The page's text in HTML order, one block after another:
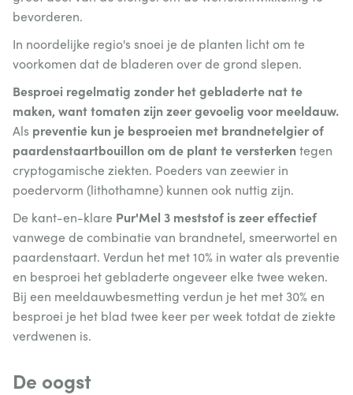
bevorderen.
In noordelijke regio's snoei je de planten licht om te
voorkomen dat de bladeren over de grond slepen.
Besproei regelmatig zonder het gebladerte nat te
maken, want tomaten zijn zeer gevoelig voor meeldauw.
Als preventie kun je besproeien met brandnetelgier of
paardenstaartbouillon om de plant te versterkentegen
cryptogamische ziekten. Poeders van zeewier in
poedervorm (lithothamne) kunnen ook nuttig zijn.
De kant-en-klare Pur'Mel 3 meststof is zeer effectief
vanwege de combinatie van brandnetel, smeerwortel en
paardenstaart. Verdun het met 10% in water als preventie
en besproei het gebladerte ongeveer elke twee weken.
Bij een meeldauwbesmetting verdun je het met 30% en
besproei je het blad twee keer per week totdat de ziekte
verdwenen is.
De oogst